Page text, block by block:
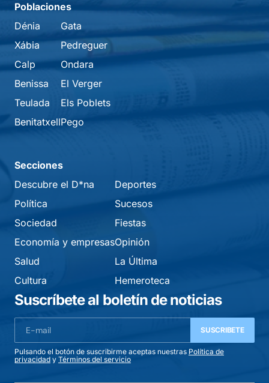
Poblaciones
Dénia
Xábia
Calp
Benissa
Teulada
Benitatxell
Gata
Pedreguer
Ondara
El Verger
Els Poblets
Pego
Secciones
Descubre el D*na
Política
Sociedad
Economía y empresas
Salud
Cultura
Deportes
Sucesos
Fiestas
Opinión
La Última
Hemeroteca
Suscríbete al boletín de noticias
SUSCRIBETE
Pulsando el botón de suscribirme aceptas nuestras Política de
privacidad y Términos del servicio